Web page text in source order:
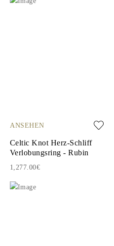
ANSEHEN
Celtic Knot Herz-Schliff
Verlobungsring - Rubin
1,277.00€